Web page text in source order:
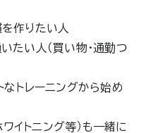
作りたい人
たい人（買い物・通勤つ
なトレーニングから始め
イトニング等）も一緒に